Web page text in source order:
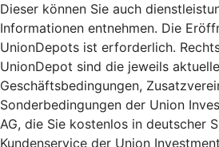
Dieser können Sie auch
Informationen entnehmen. Die
UnionDepots ist erforderlich.
UnionDepot sind die jeweils
Geschäftsbedingungen,
Sonderbedingungen der Union
AG, die Sie kostenlos in deutscher
Kundenservice der Union